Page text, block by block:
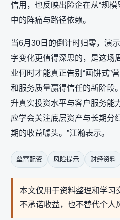
信用，也反映出险企在从“规模
中的阵痛与路径依赖。
当6月30日的倒计时归零，演
字变化更值得深思的，是这场
业何时才能真正告别“画饼式”
和服务质量赢得信任的新阶段
升真实投资水平与客户服务能
应学会关注底层资产与长期分
期的收益噱头。”江瀚表示。
垒富配资 风险提示 财经资料
本文仅用于资料整理和学习
不承诺收益，也不替代个人